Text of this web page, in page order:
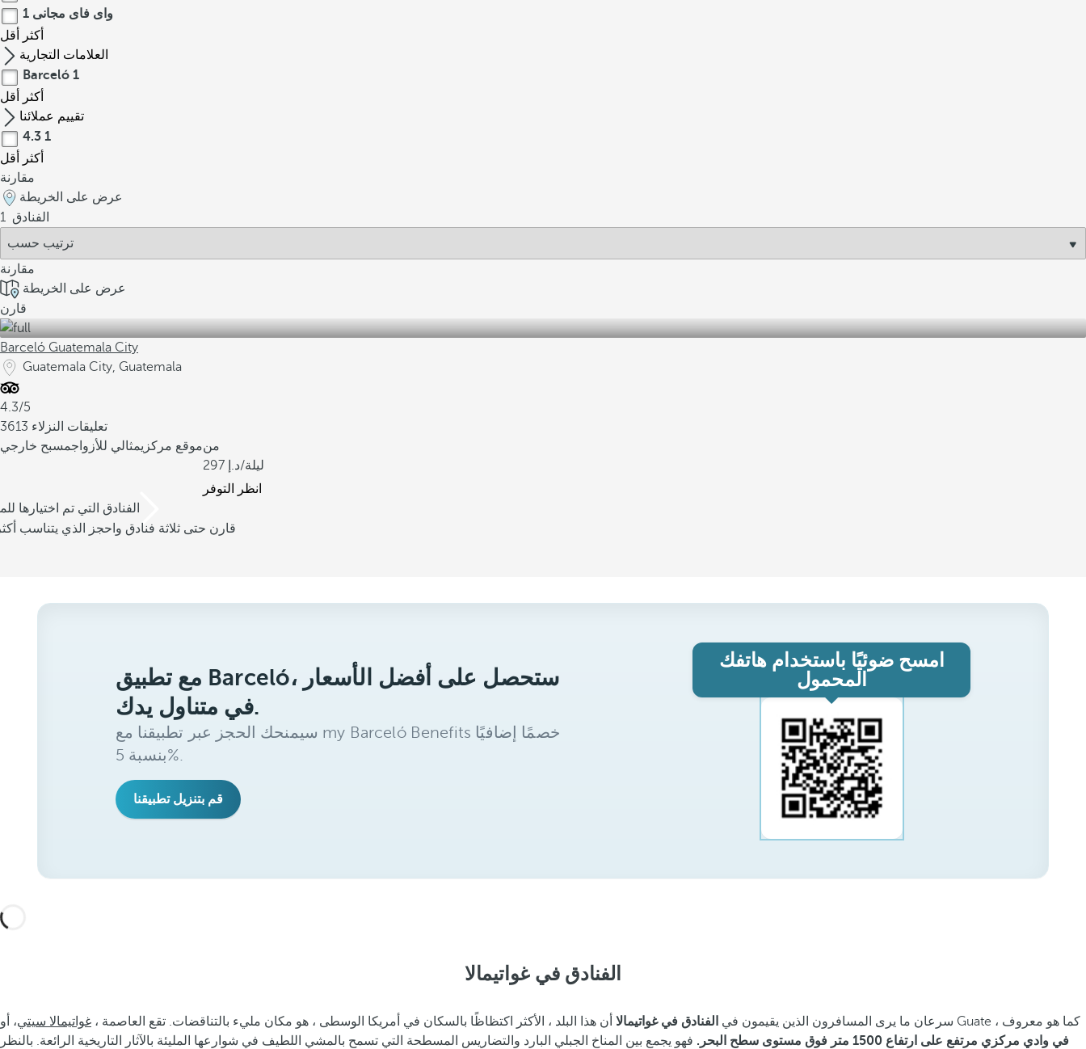
واى فاى مجانى 1
أكثر
أقل
العلامات التجارية
Barceló 1
أكثر
أقل
تقييم عملائنا
4.3 1
أكثر
أقل
مقارنة
عرض على الخريطة
1 الفنادق
مقارنة
عرض على الخريطة
قارن
Barceló Guatemala City
Guatemala City, Guatemala
4.3/5
3613 تعليقات النزلاء
موقع مركزيمثالي للأزواجمسبح خارجي
من
297
/ليلة
انظر التوفر
/3 الفنادق التي تم اختيارها
قارن حتى ثلاثة فنادق واحجز الذي يتناسب
مع تطبيق Barceló، ستحصل على أفضل الأسعار
في متناول يدك.
سيمنحك الحجز عبر تطبيقنا مع my Barceló Benefits خصمًا إضافيًا
بنسبة 5%.
قم بتنزيل تطبيقنا
امسح ضوئيًا باستخدام هاتفك
المحمول
الفنادق في غواتيمالا
سرعان ما يرى المسافرون الذين يقيمون في الفنادق في غواتيمالا أن هذا البلد ، الأكثر اكتظاظًا بالسكان في أمريكا الوسطى ، هو مكان مليء بالتناقضات. تقع العاصمة ، غواتيمالا سيتي
، أو Guate كما هو معروف ،
في وادي مركزي مرتفع على ارتفاع 1500 متر فوق مستوى سطح البحر.
فهو يجمع بين المناخ الجبلي البارد والتضاريس المسطحة التي تسمح بالمشي اللطيف في شوارعها المليئة بالآثار التاريخية الرائعة. بالنظر